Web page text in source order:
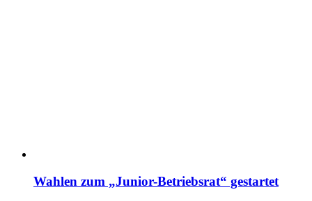
Wahlen zum „Junior-Betriebsrat“ gestartet